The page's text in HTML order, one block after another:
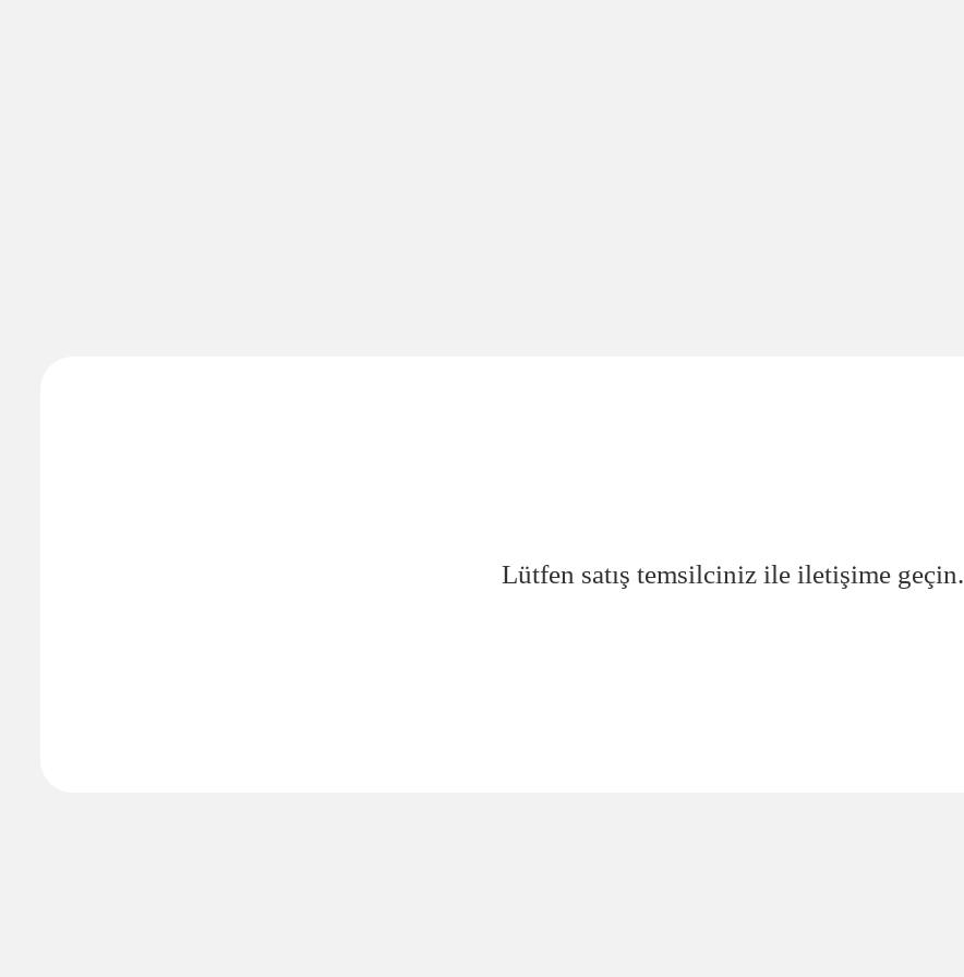
Lütfen satış temsilciniz ile iletişime geçin.